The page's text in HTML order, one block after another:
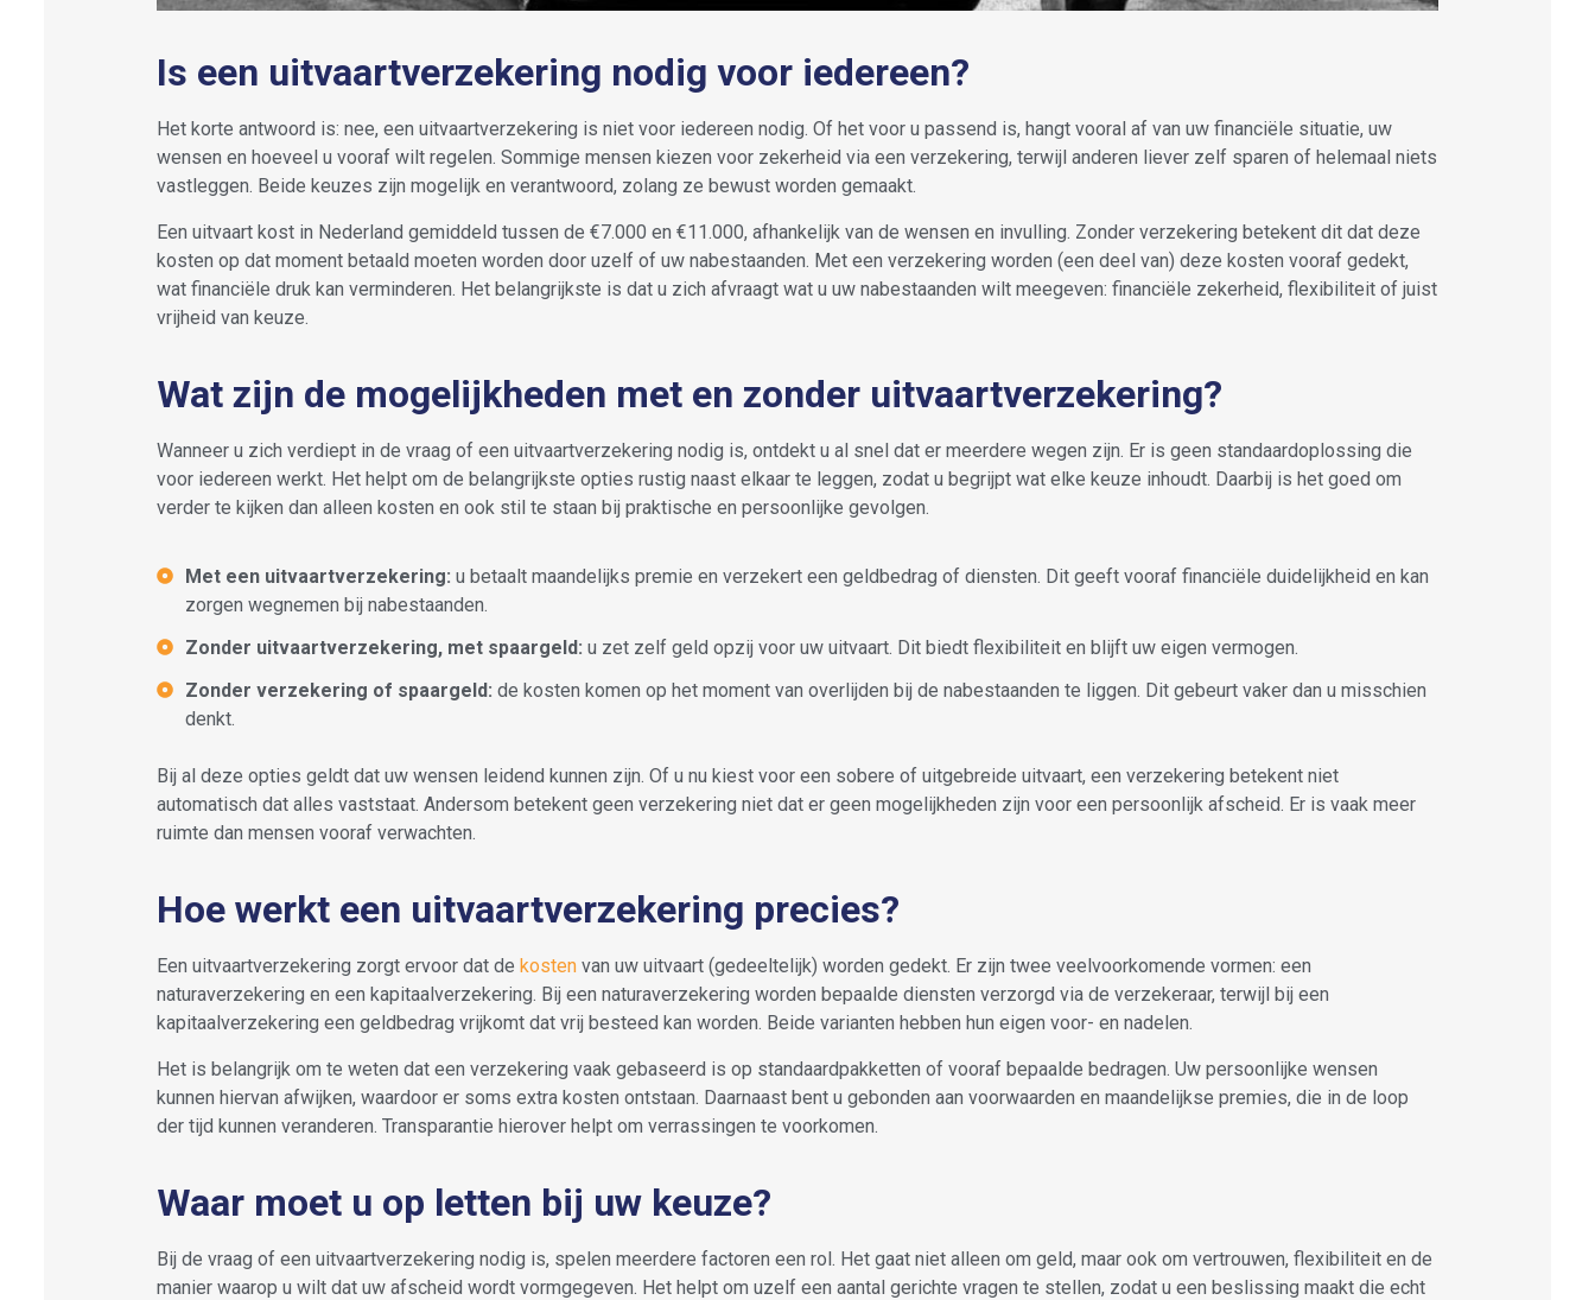
Is een uitvaartverzekering nodig voor iedereen?
Het korte antwoord is: nee, een uitvaartverzekering is niet voor iedereen nodig. Of het voor u passend is, hangt vooral af van uw financiële situatie, uw
wensen en hoeveel u vooraf wilt regelen. Sommige mensen kiezen voor zekerheid via een verzekering, terwijl anderen liever zelf sparen of helemaal niets
vastleggen. Beide keuzes zijn mogelijk en verantwoord, zolang ze bewust worden gemaakt.
Een uitvaart kost in Nederland gemiddeld tussen de €7.000 en €11.000, afhankelijk van de wensen en invulling. Zonder verzekering betekent dit dat deze
kosten op dat moment betaald moeten worden door uzelf of uw nabestaanden. Met een verzekering worden (een deel van) deze kosten vooraf gedekt,
wat financiële druk kan verminderen. Het belangrijkste is dat u zich afvraagt wat u uw nabestaanden wilt meegeven: financiële zekerheid, flexibiliteit of juist
vrijheid van keuze.
Wat zijn de mogelijkheden met en zonder uitvaartverzekering?
Wanneer u zich verdiept in de vraag of een uitvaartverzekering nodig is, ontdekt u al snel dat er meerdere wegen zijn. Er is geen standaardoplossing die
voor iedereen werkt. Het helpt om de belangrijkste opties rustig naast elkaar te leggen, zodat u begrijpt wat elke keuze inhoudt. Daarbij is het goed om
verder te kijken dan alleen kosten en ook stil te staan bij praktische en persoonlijke gevolgen.
Met een uitvaartverzekering: u betaalt maandelijks premie en verzekert een geldbedrag of diensten. Dit geeft vooraf financiële duidelijkheid en kan
zorgen wegnemen bij nabestaanden.
Zonder uitvaartverzekering, met spaargeld: u zet zelf geld opzij voor uw uitvaart. Dit biedt flexibiliteit en blijft uw eigen vermogen.
Zonder verzekering of spaargeld: de kosten komen op het moment van overlijden bij de nabestaanden te liggen. Dit gebeurt vaker dan u misschien
denkt.
Bij al deze opties geldt dat uw wensen leidend kunnen zijn. Of u nu kiest voor een sobere of uitgebreide uitvaart, een verzekering betekent niet
automatisch dat alles vaststaat. Andersom betekent geen verzekering niet dat er geen mogelijkheden zijn voor een persoonlijk afscheid. Er is vaak meer
ruimte dan mensen vooraf verwachten.
Hoe werkt een uitvaartverzekering precies?
Een uitvaartverzekering zorgt ervoor dat de kosten van uw uitvaart (gedeeltelijk) worden gedekt. Er zijn twee veelvoorkomende vormen: een
naturaverzekering en een kapitaalverzekering. Bij een naturaverzekering worden bepaalde diensten verzorgd via de verzekeraar, terwijl bij een
kapitaalverzekering een geldbedrag vrijkomt dat vrij besteed kan worden. Beide varianten hebben hun eigen voor- en nadelen.
Het is belangrijk om te weten dat een verzekering vaak gebaseerd is op standaardpakketten of vooraf bepaalde bedragen. Uw persoonlijke wensen
kunnen hiervan afwijken, waardoor er soms extra kosten ontstaan. Daarnaast bent u gebonden aan voorwaarden en maandelijkse premies, die in de loop
der tijd kunnen veranderen. Transparantie hierover helpt om verrassingen te voorkomen.
Waar moet u op letten bij uw keuze?
Bij de vraag of een uitvaartverzekering nodig is, spelen meerdere factoren een rol. Het gaat niet alleen om geld, maar ook om vertrouwen, flexibiliteit en de
manier waarop u wilt dat uw afscheid wordt vormgegeven. Het helpt om uzelf een aantal gerichte vragen te stellen, zodat u een beslissing maakt die echt